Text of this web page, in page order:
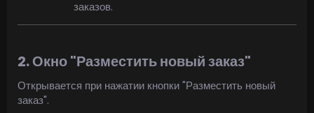
заказов.
2. Окно "Разместить новый заказ"
Открывается при нажатии кнопки "Разместить новый
заказ".